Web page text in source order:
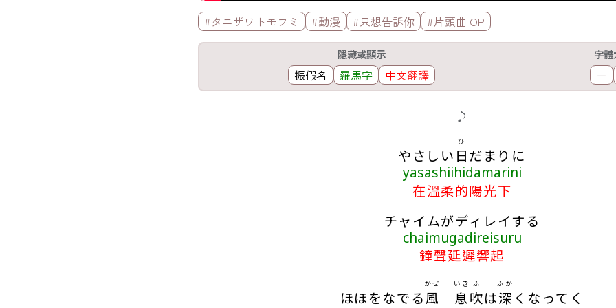
標籤欄
#タニザワトモフミ #動漫 #只想告訴你 #片頭曲 OP
隱藏或顯示
振假名 羅馬字 中文翻譯
字
－
♪
やさしい 日
ひ
だまりに
yasashiihidamarini
在溫柔的陽光下
チャイムがディレイする
chaimugadireisuru
鐘聲延遲響起
ほほをなでる風
かぜ
息
いき
吹
ふ
は深
ふか
くなってく